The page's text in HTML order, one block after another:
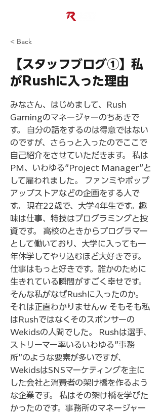
< Back
【スタッフブログ①】私
がRushに入った理由
みなさん、はじめまして、Rush
Gamingのマネージャーのちあきで
す。 自分の話をするのは得意ではない
のですが、さらっと入ったのでここで
自己紹介をさせていただきます。 私は
PM、いわゆる”Project Manager”と
して雇われました。 ファンミやポップ
アップストアなどの企画をする人で
す。 現在22歳で、大学4年生です。趣
味は仕事、特技はプログラミングと投
資です。 高校のときからプログラマー
として働いており、大学に入っても一
年休学してやり込むほど大好きです。
仕事はもっと好きです。誰かのために
生きれている瞬間がすごく幸せです。
そんな私がなぜRushに入ったのか。
それは正直わかりませんｗ そもそも私
はRushではなくそのスポンサーの
Wekidsの人間でした。 Rushは選手、
ストリーマー率いるいわゆる”事務
所”のような要素が多いですが、
WekidsはSNSマーケティングを主に
した会社と消費者の架け橋を作るよう
な企業です。 私はその架け橋を学びた
かったのです。事務所のマネージャー